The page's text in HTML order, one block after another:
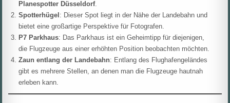
Planespotter Düsseldorf.
Spotterhügel: Dieser Spot liegt in der Nähe der Landebahn und
bietet eine großartige Perspektive für Fotografen.
P7 Parkhaus: Das Parkhaus ist ein Geheimtipp für diejenigen,
die Flugzeuge aus einer erhöhten Position beobachten möchten.
Zaun entlang der Landebahn: Entlang des Flughafengeländes
gibt es mehrere Stellen, an denen man die Flugzeuge hautnah
erleben kann.